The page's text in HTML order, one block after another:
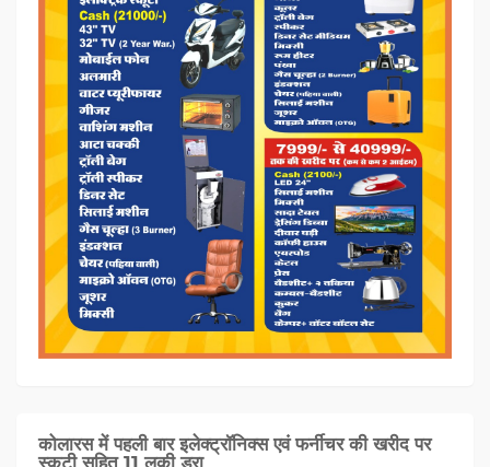
कोलारस में पहली बार इलेक्ट्रॉनिक्स एवं फर्नीचर की खरीद पर